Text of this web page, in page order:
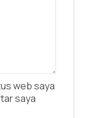
web saya
saya